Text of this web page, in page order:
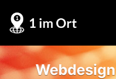
content
Webdesign